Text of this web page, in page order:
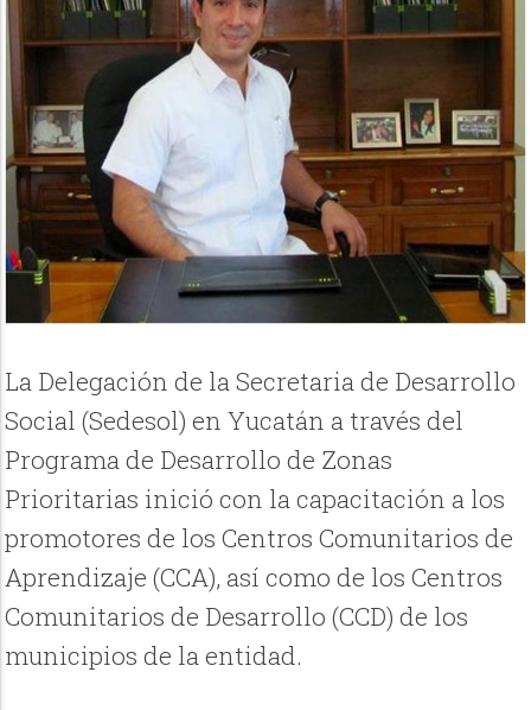
La Delegación de la Secretaria de Desarrollo
Social (Sedesol) en Yucatán a través del
Programa de Desarrollo de Zonas
Prioritarias inició con la capacitación a los
promotores de los Centros Comunitarios de
Aprendizaje (CCA), así como de los Centros
Comunitarios de Desarrollo (CCD) de los
municipios de la entidad.